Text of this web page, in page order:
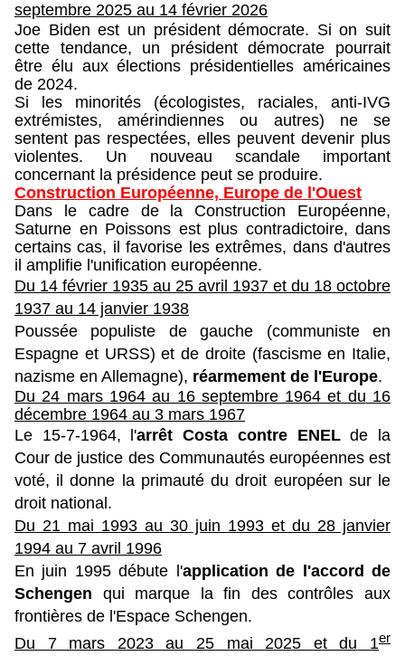
septembre 2025 au 14 février 2026
Joe Biden est un président démocrate. Si on suit
cette tendance, un président démocrate pourrait
être élu aux élections présidentielles américaines
de 2024.
Si les minorités (écologistes, raciales, anti-IVG
extrémistes, amérindiennes ou autres) ne se
sentent pas respectées, elles peuvent devenir plus
violentes. Un nouveau scandale important
concernant la présidence peut se produire.
Construction Européenne, Europe de l'Ouest
Dans le cadre de la Construction Européenne,
Saturne en Poissons est plus contradictoire, dans
certains cas, il favorise les extrêmes, dans d'autres
il amplifie l'unification européenne.
Du 14 février 1935 au 25 avril 1937 et du 18 octobre
1937 au 14 janvier 1938
Poussée populiste de gauche (communiste en
Espagne et URSS) et de droite (fascisme en Italie,
nazisme en Allemagne), réarmement de l'Europe.
Du 24 mars 1964 au 16 septembre 1964 et du 16
décembre 1964 au 3 mars 1967
Le 15-7-1964, l'arrêt Costa contre ENELde la
Cour de justice des Communautés européennes est
voté, il donne la primauté du droit européen sur le
droit national.
Du 21 mai 1993 au 30 juin 1993 et du 28 janvier
1994 au 7 avril 1996
En juin 1995 débute l'application de l'accord de
Schengen qui marque la fin des contrôles aux
frontières de l'Espace Schengen.
Du 7 mars 2023 au 25 mai 2025 et du 1er